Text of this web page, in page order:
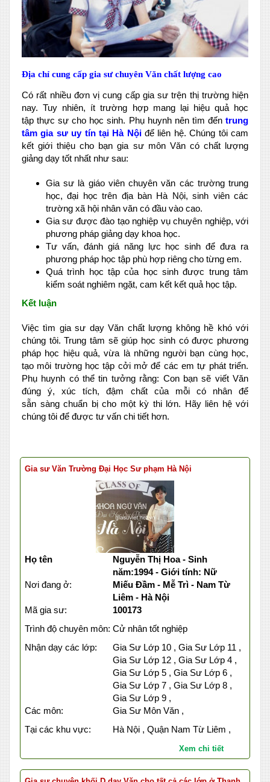
Địa chỉ cung cấp gia sư chuyên Văn chất lượng cao
Có rất nhiều đơn vị cung cấp gia sư trện thị trường hiện
nay. Tuy nhiên, ít trường hợp mang lại hiệu quả học
tập thực sự cho học sinh. Phụ huynh nên tìm đến trung
tâm gia sư uy tín tại Hà Nội để liên hệ. Chúng tôi cam
kết giới thiệu cho bạn gia sư môn Văn có chất lượng
giảng dạy tốt nhất như sau:
Gia sư là giáo viên chuyên văn các trường trung
học, đại học trên địa bàn Hà Nội, sinh viên các
trường xã hội nhân văn có đầu vào cao.
Gia sư được đào tạo nghiệp vụ chuyên nghiệp, với
phương pháp giảng dạy khoa học.
Tư vấn, đánh giá năng lực học sinh để đưa ra
phương pháp học tập phù hợp riêng cho từng em.
Quá trình học tập của học sinh được trung tâm
kiểm soát nghiêm ngặt, cam kết kết quả học tập.
Kết luận
Việc tìm gia sư dạy Văn chất lượng không hề khó với
chúng tôi. Trung tâm sẽ giúp học sinh có được phương
pháp học hiệu quả, vừa là những người bạn cùng học,
tạo môi trường học tập cởi mở để các em tự phát triển.
Phụ huynh có thể tin tưởng rằng: Con bạn sẽ viết Văn
đúng ý, xúc tích, đậm chất của mỗi có nhân để
sẵn sàng chuẩn bị cho một kỳ thi lớn. Hãy liên hệ với
chúng tôi để được tư vấn chi tiết hơn.
Gia sư Văn Trường Đại Học Sư phạm Hà Nội
Họ tên
Nguyễn Thị Hoa - Sinh
năm:1994 - Giới tính: Nữ
Nơi đang ở:
Miếu Đầm - Mễ Trì - Nam Từ
Liêm - Hà Nội
Mã gia sư:
100173
Trình độ chuyên môn: Cử nhân tốt nghiệp
Nhận dạy các lớp:
Gia Sư Lớp 10 , Gia Sư Lớp 11 ,
Gia Sư Lớp 12 , Gia Sư Lớp 4 ,
Gia Sư Lớp 5 , Gia Sư Lớp 6 ,
Gia Sư Lớp 7 , Gia Sư Lớp 8 ,
Gia Sư Lớp 9 ,
Các môn:
Gia Sư Môn Văn ,
Tại các khu vực:
Hà Nội , Quận Nam Từ Liêm ,
Xem chi tiết